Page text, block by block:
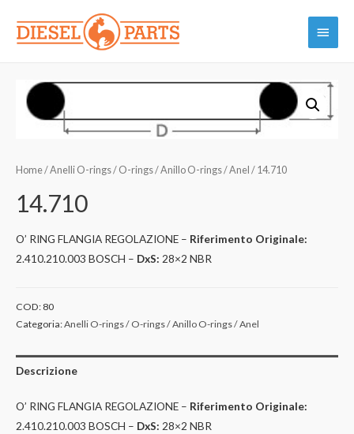
contenuto
Menu
Home/Anelli O-rings / O-rings / Anillo O-rings / Anel / 14.710
14.710
O’ RING FLANGIA REGOLAZIONE – Riferimento Originale:
2.410.210.003 BOSCH – DxS: 28×2 NBR
COD:80
Categoria:Anelli O-rings / O-rings / Anillo O-rings / Anel
Descrizione
O’ RING FLANGIA REGOLAZIONE – Riferimento Originale:
2.410.210.003 BOSCH – DxS: 28×2 NBR